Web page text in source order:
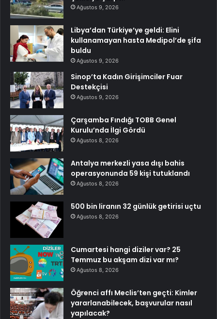
Ağustos 9, 2026
Libya’dan Türkiye’ye geldi: Elini
kullanamayan hasta Medipol’de şifa
buldu
Ağustos 9, 2026
Sinop’ta Kadın Girişimciler Fuar
Destekçisi
Ağustos 9, 2026
Çarşamba Fındığı TOBB Genel
Kurulu’nda İlgi Gördü
Ağustos 8, 2026
Antalya merkezli yasa dışı bahis
operasyonunda 59 kişi tutuklandı
Ağustos 8, 2026
500 bin liranın 32 günlük getirisi uçtu
Ağustos 8, 2026
Cumartesi hangi diziler var? 25
Temmuz bu akşam dizi var mı?
Ağustos 8, 2026
Öğrenci affı Meclis’ten geçti: Kimler
yararlanabilecek, başvurular nasıl
yapılacak?